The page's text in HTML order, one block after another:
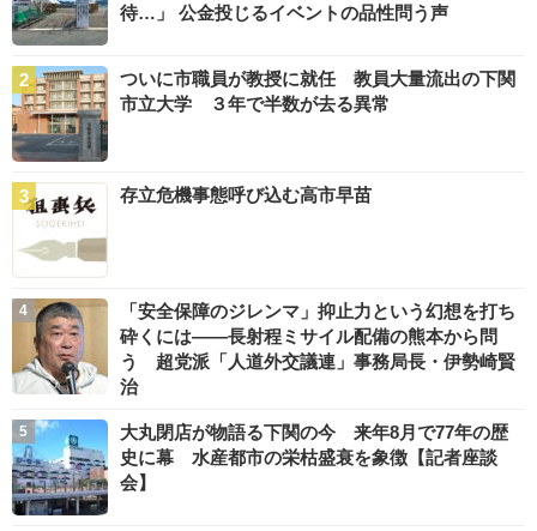
待…」 公金投じるイベントの品性問う声
ついに市職員が教授に就任 教員大量流出の下関
市立大学 ３年で半数が去る異常
存立危機事態呼び込む高市早苗
「安全保障のジレンマ」抑止力という幻想を打ち
砕くには――長射程ミサイル配備の熊本から問
う 超党派「人道外交議連」事務局長・伊勢崎賢
治
大丸閉店が物語る下関の今 来年8月で77年の歴
史に幕 水産都市の栄枯盛衰を象徴【記者座談
会】